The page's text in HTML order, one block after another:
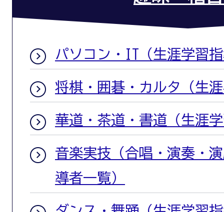
パソコン・IT（生涯学習
将棋・囲碁・カルタ（生
華道・茶道・書道（生涯
音楽実技（合唱・演奏・
導者一覧）